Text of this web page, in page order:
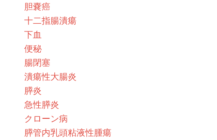
胆嚢癌
十二指腸潰瘍
下血
便秘
腸閉塞
潰瘍性大腸炎
膵炎
急性膵炎
クローン病
膵管内乳頭粘液性腫瘍